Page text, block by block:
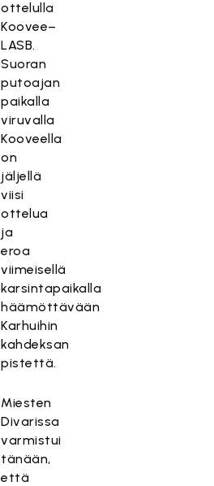
ottelulla
Koovee–
LASB.
Suoran
putoajan
paikalla
viruvalla
Kooveella
on
jäljellä
viisi
ottelua
ja
eroa
viimeisellä
karsintapaikalla
häämöttävään
Karhuihin
kahdeksan
pistettä.
Miesten
Divarissa
varmistui
tänään,
että